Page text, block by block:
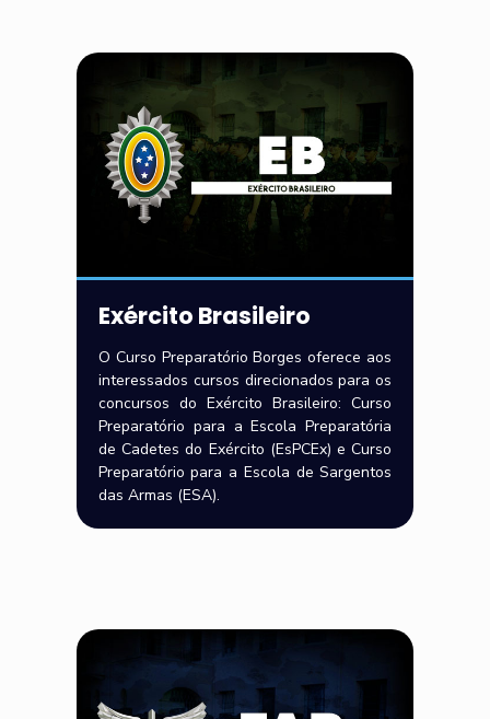
Exército Brasileiro
O Curso Preparatório Borges oferece aos
interessados cursos direcionados para os
concursos do Exército Brasileiro: Curso
Preparatório para a Escola Preparatória
de Cadetes do Exército (EsPCEx) e Curso
Preparatório para a Escola de Sargentos
das Armas (ESA).